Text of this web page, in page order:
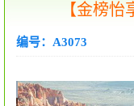
【金榜
编号：A3073